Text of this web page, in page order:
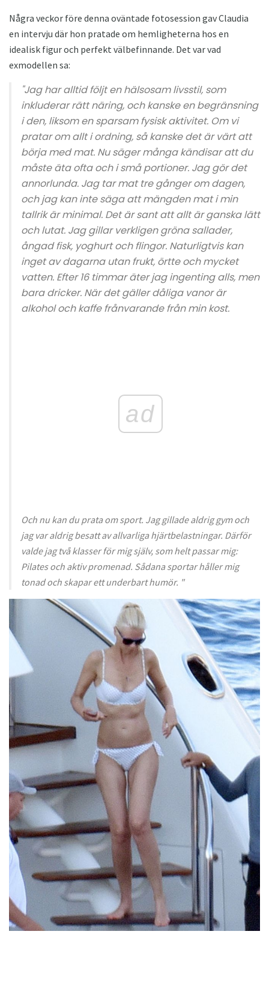
Några veckor före denna oväntade fotosession gav Claudia
en intervju där hon pratade om hemligheterna hos en
idealisk figur och perfekt välbefinnande. Det var vad
exmodellen sa:
"Jag har alltid följt en hälsosam livsstil, som
inkluderar rätt näring, och kanske en begränsning
i den, liksom en sparsam fysisk aktivitet. Om vi ​​
pratar om allt i ordning, så kanske det är värt att
börja med mat. Nu säger många kändisar att du
måste äta ofta och i små portioner. Jag gör det
annorlunda. Jag tar mat tre gånger om dagen,
och jag kan inte säga att mängden mat i min
tallrik är minimal. Det är sant att allt är ganska lätt
och lutat. Jag gillar verkligen gröna sallader,
ångad fisk, yoghurt och flingor. Naturligtvis kan
inget av dagarna utan frukt, örtte och mycket
vatten. Efter 16 timmar äter jag ingenting alls, men
bara dricker. När det gäller dåliga vanor är
alkohol och kaffe frånvarande från min kost.
ad
Och nu kan du prata om sport. Jag gillade aldrig gym och
jag var aldrig besatt av allvarliga hjärtbelastningar. Därför
valde jag två klasser för mig själv, som helt passar mig:
Pilates och aktiv promenad. Sådana sportar håller mig
tonad och skapar ett underbart humör. "